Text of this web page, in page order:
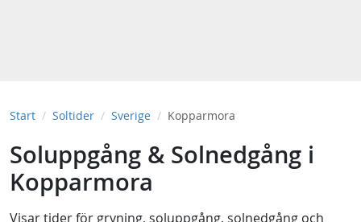
Start Soltider Sverige Kopparmora
Soluppgång & Solnedgång i
Kopparmora
Visar tider för gryning, soluppgång, solnedgång och